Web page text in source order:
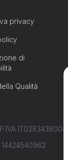
privacy
di
Qualità
IT02834380046
14424540962